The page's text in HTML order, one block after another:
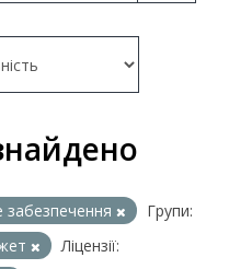
забезпечення
Групи:
Ліцензії: